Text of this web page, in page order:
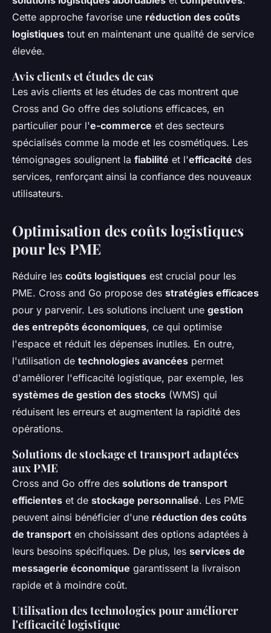
Cette approche favorise une réduction des coûts
logistiques tout en maintenant une qualité de service
élevée.
Avis clients et études de cas
Les avis clients et les études de cas montrent que
Cross and Go offre des solutions efficaces, en
particulier pour l'e-commerce et des secteurs
spécialisés comme la mode et les cosmétiques. Les
témoignages soulignent la fiabilité et l'efficacité des
services, renforçant ainsi la confiance des nouveaux
utilisateurs.
Optimisation des coûts logistiques
pour les PME
Réduire les coûts logistiques est crucial pour les
PME. Cross and Go propose des stratégies efficaces
pour y parvenir. Les solutions incluent une gestion
des entrepôts économiques, ce qui optimise
l'espace et réduit les dépenses inutiles. En outre,
l'utilisation de technologies avancées permet
d'améliorer l'efficacité logistique, par exemple, les
systèmes de gestion des stocks (WMS) qui
réduisent les erreurs et augmentent la rapidité des
opérations.
Solutions de stockage et transport adaptées
aux PME
Cross and Go offre des solutions de transport
efficientes et de stockage personnalisé. Les PME
peuvent ainsi bénéficier d'une réduction des coûts
de transport en choisissant des options adaptées à
leurs besoins spécifiques. De plus, les services de
messagerie économique garantissent la livraison
rapide et à moindre coût.
Utilisation des technologies pour améliorer
l'efficacité logistique